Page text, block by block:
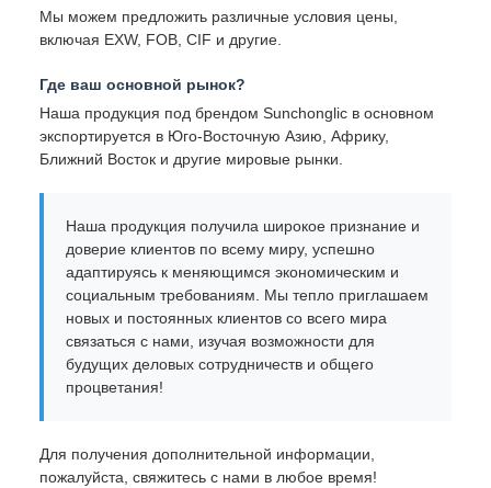
Мы можем предложить различные условия цены,
включая EXW, FOB, CIF и другие.
Где ваш основной рынок?
Наша продукция под брендом Sunchonglic в основном
экспортируется в Юго-Восточную Азию, Африку,
Ближний Восток и другие мировые рынки.
Наша продукция получила широкое признание и
доверие клиентов по всему миру, успешно
адаптируясь к меняющимся экономическим и
социальным требованиям. Мы тепло приглашаем
новых и постоянных клиентов со всего мира
связаться с нами, изучая возможности для
будущих деловых сотрудничеств и общего
процветания!
Для получения дополнительной информации,
пожалуйста, свяжитесь с нами в любое время!